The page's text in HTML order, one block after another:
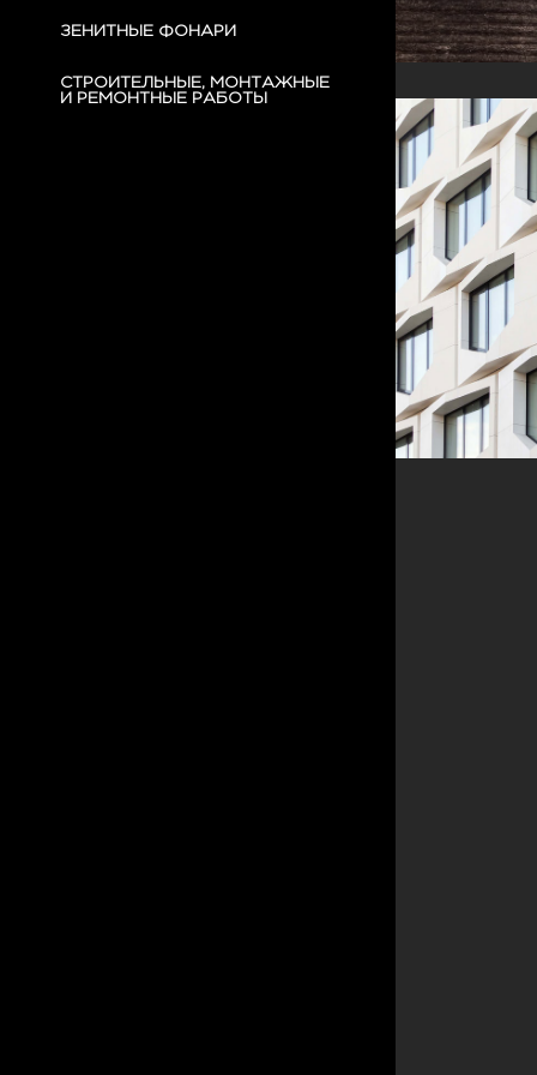
ЗЕНИТНЫЕ ФОНАРИ
СТРОИТЕЛЬНЫЕ, МОНТАЖНЫЕ
И РЕМОНТНЫЕ РАБОТЫ